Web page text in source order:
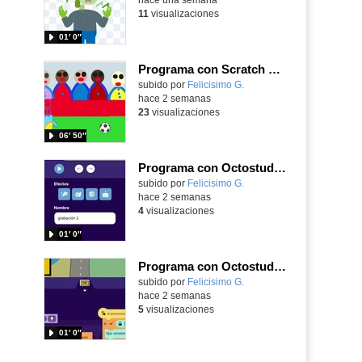
01′ 0″
11 visualizaciones
Programa con Scratch Jr una barrera que se desplaza para dar sensación de movimiento
Contenido educativo.
subido por Felicisimo G.
06′ 50″
hace 2 semanas
23visualizaciones
Programa con Octostudio, una animación utilizando la cámara para una foto y audio y texto para comunicar.
Contenido educativo.
subido por Felicisimo G.
01′ 0″
hace 2 semanas
4visualizaciones
Programa con Octostudio, un juego de Educación Víal cruzando un paso de cebra.
Contenido educativo.
subido por Felicisimo G.
01′ 0″
hace 2 semanas
5visualizaciones